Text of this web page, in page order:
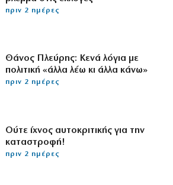
πριν 2 ημέρες
Θάνος Πλεύρης: Κενά λόγια με
πολιτική «άλλα λέω κι άλλα κάνω»
πριν 2 ημέρες
Ούτε ίχνος αυτοκριτικής για την
καταστροφή!
πριν 2 ημέρες